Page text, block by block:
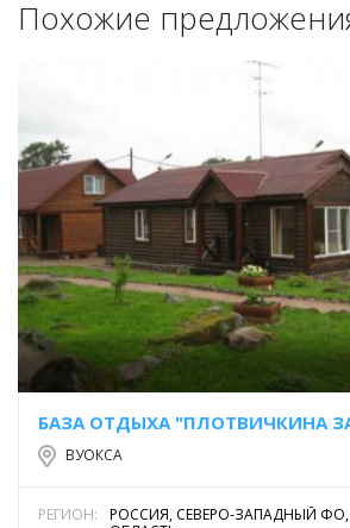
Похожие
БАЗА ОТДЫХА "ПЛОТВИЧКИНА
ВУОКСА
РЕГИОН:
РОССИЯ, СЕВЕРО-ЗАПАДНЫЙ